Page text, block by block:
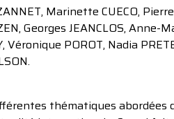
Marinette CUECO, Pierre
Georges JEANCLOS, Anne-
Véronique POROT, Nadia
thématiques abordées